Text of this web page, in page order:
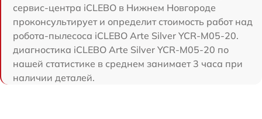
сервис-центра iCLEBO в Нижнем Новгороде
проконсультирует и определит стоимость работ над
робота-пылесоса iCLEBO Arte Silver YCR-M05-20.
диагностика iCLEBO Arte Silver YCR-M05-20 по
нашей статистике в среднем занимает 3 часа при
наличии деталей.